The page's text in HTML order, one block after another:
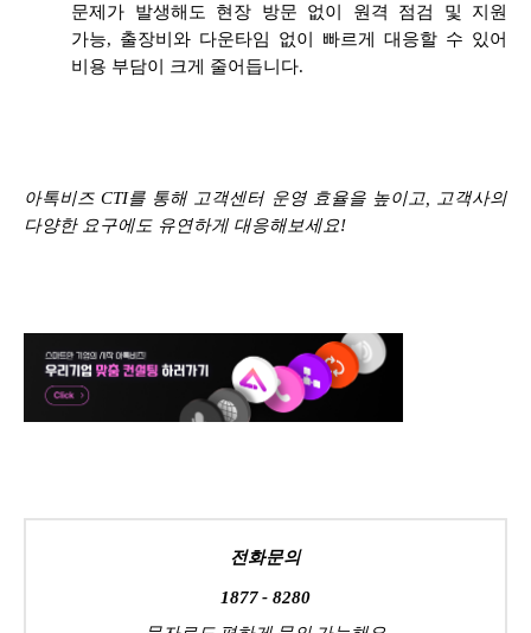
문제가 발생해도 현장 방문 없이 원격 점검 및 지원
가능, 출장비와 다운타임 없이 빠르게 대응할 수 있어
비용 부담이 크게 줄어듭니다.
아톡비즈 CTI를 통해 고객센터 운영 효율을 높이고, 고객사의
다양한 요구에도 유연하게 대응해보세요!
전화문의
1877 - 8280